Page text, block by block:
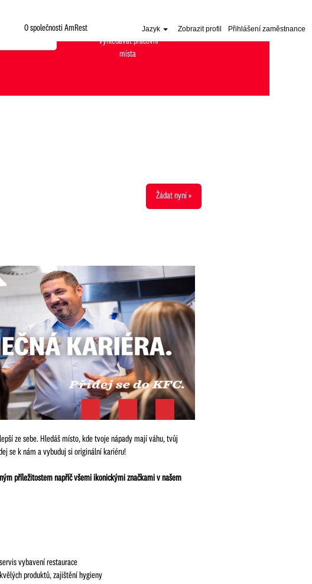
O společnosti AmRest Jazyk Zobrazit profil Přihlášení zaměstnance
Žádat nyní »
ze sebe. Hledáš místo, kde tvoje nápady mají váhu, tvůj
se k nám a vybuduj si originální kariéru!
příležitostem napříč všemi ikonickými značkami v našem
vybavení restaurace
produktů, zajištění hygieny